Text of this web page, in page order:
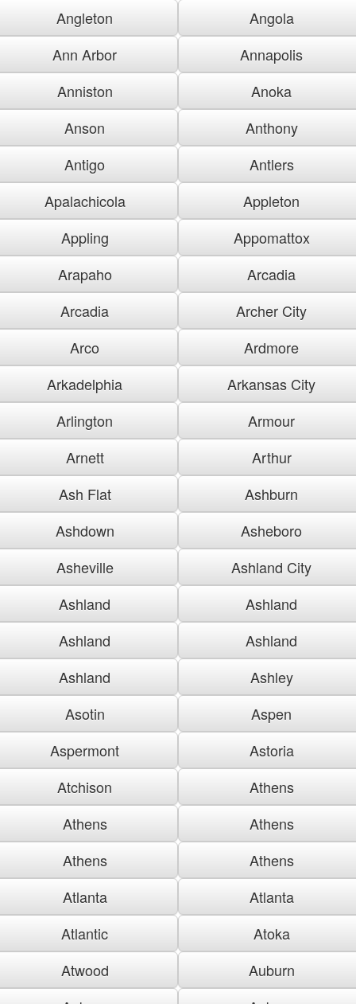
Angleton
Angola
Ann Arbor
Annapolis
Anniston
Anoka
Anson
Anthony
Antigo
Antlers
Apalachicola
Appleton
Appling
Appomattox
Arapaho
Arcadia
Arcadia
Archer City
Arco
Ardmore
Arkadelphia
Arkansas City
Arlington
Armour
Arnett
Arthur
Ash Flat
Ashburn
Ashdown
Asheboro
Asheville
Ashland City
Ashland
Ashland
Ashland
Ashland
Ashland
Ashley
Asotin
Aspen
Aspermont
Astoria
Atchison
Athens
Athens
Athens
Athens
Athens
Atlanta
Atlanta
Atlantic
Atoka
Atwood
Auburn